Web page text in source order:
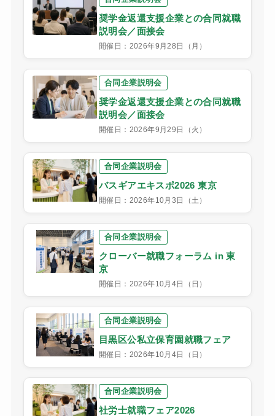
奨学金返還支援企業との合同就職
説明会／面接会
開催日：2026年9月28日（月）
合同企業説明会
奨学金返還支援企業との合同就職
説明会／面接会
開催日：2026年9月29日（火）
合同企業説明会
バスギアエキスポ2026 東京
開催日：2026年10月3日（土）
合同企業説明会
クローバー就職フォーラム in 東
京
開催日：2026年10月4日（日）
合同企業説明会
目黒区公私立保育園就職フェア
開催日：2026年10月4日（日）
合同企業説明会
社労士就職フェア2026